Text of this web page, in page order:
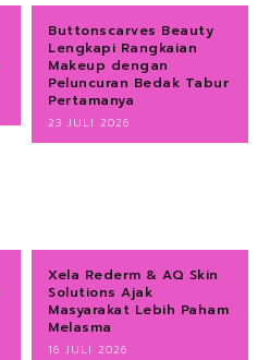
Buttonscarves Beauty
Lengkapi Rangkaian
Makeup dengan
Peluncuran Bedak Tabur
Pertamanya
23 JULI 2026
Xela Rederm & AQ Skin
Solutions Ajak
Masyarakat Lebih Paham
Melasma
16 JULI 2026